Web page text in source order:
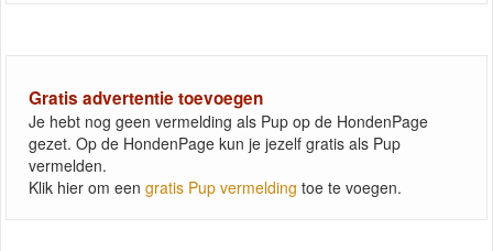
Gratis advertentie toevoegen
Je hebt nog geen vermelding als Pup op de HondenPage
gezet. Op de HondenPage kun je jezelf gratis als Pup
vermelden.
Klik hier om een gratis Pup vermelding toe te voegen.